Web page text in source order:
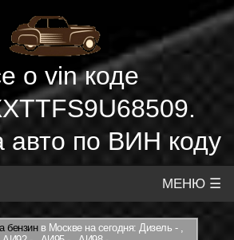
о vin коде
авто по ВИН коду
МЕНЮ ☰
бензинв Москве на сегодня: Дизель - ,